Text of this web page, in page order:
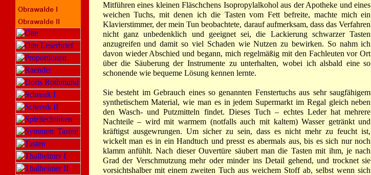
Mitführen eines kleinen Fläschchens Isopropylalkohol aus der Apotheke und eines
weichen Tuchs, mit denen ich die Tasten vom Fett befreite, machte mich ein
Klavierstimmer, der mein Tun beobachtete, darauf aufmerksam, dass das Verfahren
nicht ganz unbedenklich und geeignet sei, die Lackierung schwarzer Tasten
anzugreifen und damit so viel Schaden wie Nutzen zu bewirken. So nahm ich
davon wieder Abschied und begann, mich regelmäßig mit den Fachleuten vor Ort
über die Säuberung der Instrumente zu unterhalten, wobei ich alsbald eine so
schonende wie bequeme Lösung kennen lernte.
Sie besteht im Gebrauch eines so genannten Fenstertuchs aus sehr saugfähigem
synthetischem Material, wie man es in jedem Supermarkt im Regal gleich neben
den Wasch- und Putzmitteln findet. Dieses Tuch – echtes Leder hat mehrere
Nachteile – wird mit warmem (notfalls auch mit kaltem) Wasser getränkt und
kräftigst ausgewrungen. Um sicher zu sein, dass es nicht mehr zu feucht ist,
wickelt man es in ein Handtuch und presst es abermals aus, bis es sich nur noch
klamm anfühlt. Nach dieser Ouvertüre säubert man die Tasten mit ihm, je nach
Grad der Verschmutzung mehr oder minder ins Detail gehend, und trocknet sie
vorsichtshalber mit einem zweiten Tuch aus weichem Stoff ab, selbst wenn sich